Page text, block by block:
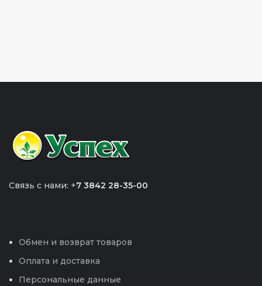
Связь с нами: +7 3842 28-35-00
Обмен и возврат товаров
Оплата и доставка
Персональные данные